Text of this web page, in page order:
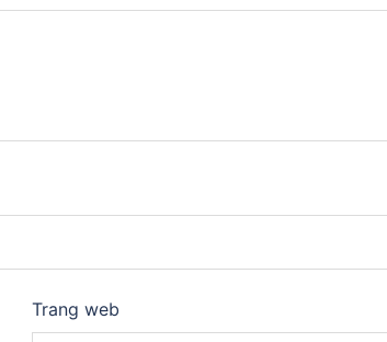
Trang web